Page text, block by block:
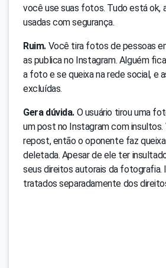
você use suas fotos. Tudo está ok,
usadas com segurança.
Ruim.Você tira fotos de pessoas
as publica no Instagram. Alguém
a foto e se queixa na rede social, e
excluídas.
Gera dúvida. O usuário tirou uma
um post no Instagram com
repost, então o oponente faz
deletada. Apesar de ele ter
seus direitos autorais da fotografia.
tratados separadamente dos